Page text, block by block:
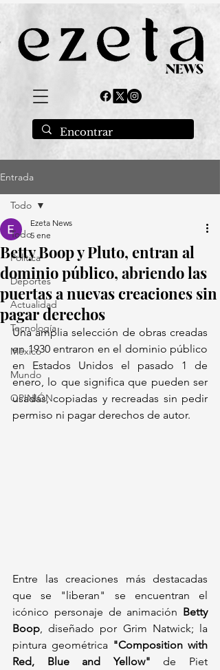
Entrada
Todo
Política
Deportes
Actualidad
Tecnología
México
Mundo
OPINIÓN
Todo
Betty Boop y Pluto, entran al
dominio público, abriendo las
puertas a nuevas creaciones sin
pagar derechos
Ezeta News
5 ene
Una amplia selección de obras creadas
en 1930 entraron en el dominio público
en Estados Unidos el pasado 1 de
enero, lo que significa que pueden ser
usadas, copiadas y recreadas sin pedir
permiso ni pagar derechos de autor.
Entre las creaciones más destacadas
que se "liberan" se encuentran el
icónico personaje de animación Betty
Boop , diseñado por Grim Natwick; la
pintura geométrica "Composition with
Red, Blue and Yellow" de Piet